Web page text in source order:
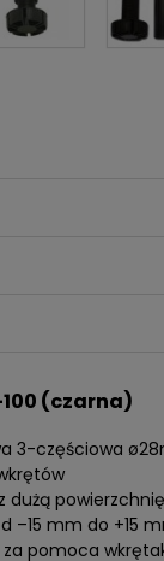
100 (czarna)
3-częściowa
dużą
–15 mm do +15
pomoca